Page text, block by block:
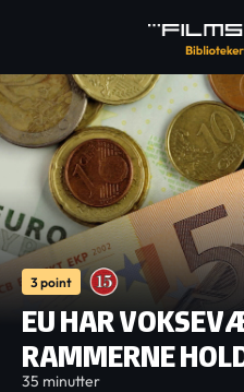
3 point
EU HAR
RAMMERNE
35 minutter